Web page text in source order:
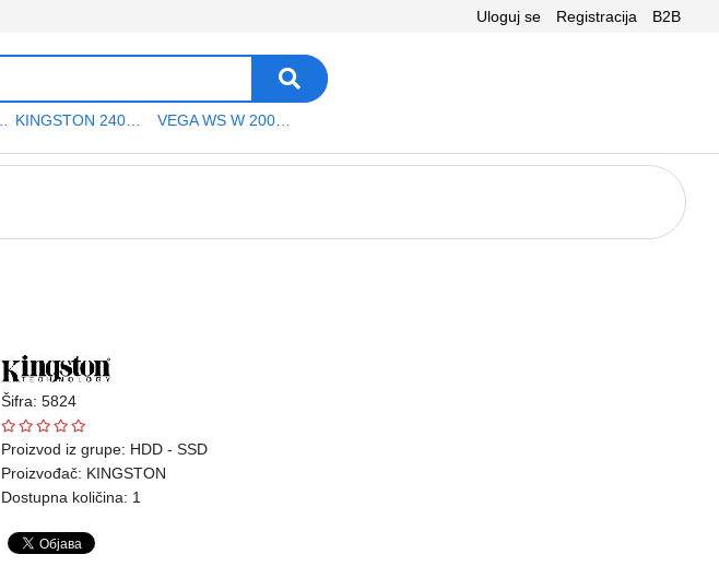
Uloguj se Registracija B2B
VEGA WS W 200 platno
Šifra: 5824
Proizvod iz grupe: HDD - SSD
Proizvođač: KINGSTON
Dostupna količina: 1